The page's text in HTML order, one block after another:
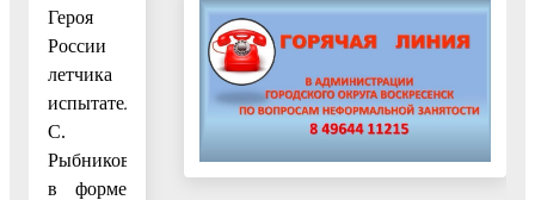
Героя
России
летчика
испытателя
С.
Рыбникова»
в форме